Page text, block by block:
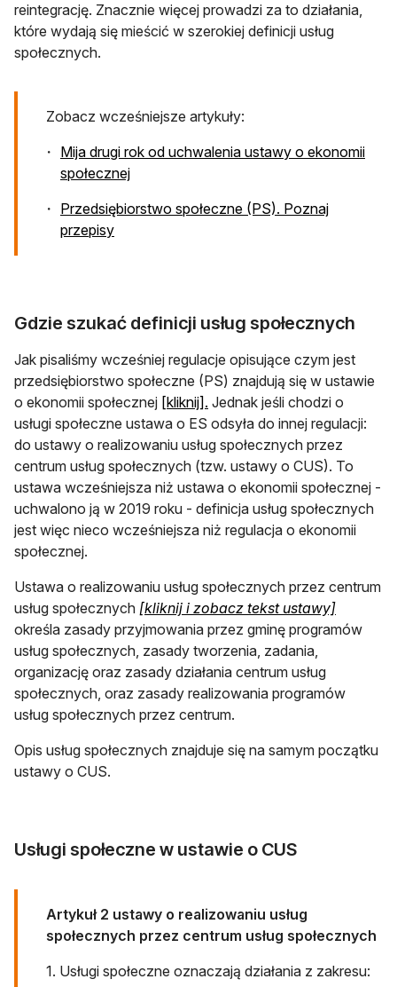
reintegrację. Znacznie więcej prowadzi za to działania,
które wydają się mieścić w szerokiej definicji usług
społecznych.
Zobacz wcześniejsze artykuły:
Mija drugi rok od uchwalenia ustawy o ekonomii
społecznej
Przedsiębiorstwo społeczne (PS). Poznaj
przepisy
Gdzie szukać definicji usług społecznych
Jak pisaliśmy wcześniej regulacje opisujące czym jest
przedsiębiorstwo społeczne (PS) znajdują się w ustawie
o ekonomii społecznej [kliknij]. Jednak jeśli chodzi o
usługi społeczne ustawa o ES odsyła do innej regulacji:
do ustawy o realizowaniu usług społecznych przez
centrum usług społecznych (tzw. ustawy o CUS). To
ustawa wcześniejsza niż ustawa o ekonomii społecznej -
uchwalono ją w 2019 roku - definicja usług społecznych
jest więc nieco wcześniejsza niż regulacja o ekonomii
społecznej.
Ustawa o realizowaniu usług społecznych przez centrum
usług społecznych [kliknij i zobacz tekst ustawy]otwiera
określa zasady przyjmowania przez gminę programów
usług społecznych, zasady tworzenia, zadania,
organizację oraz zasady działania centrum usług
społecznych, oraz zasady realizowania programów
usług społecznych przez centrum.
Opis usług społecznych znajduje się na samym początku
ustawy o CUS.
Usługi społeczne w ustawie o CUS
Artykuł 2 ustawy o realizowaniu usług
społecznych przez centrum usług społecznych
1. Usługi społeczne oznaczają działania z zakresu: